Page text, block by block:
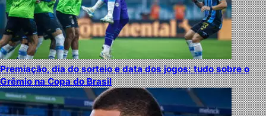
Premiação, dia do sorteio e data dos jogos: tudo sobre o
Grêmio na Copa do Brasil